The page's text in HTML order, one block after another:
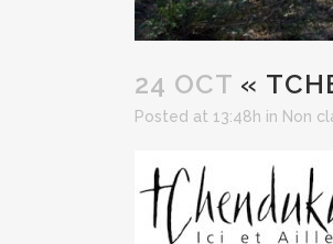
24 OCT «
Posted at 13:48h in Non